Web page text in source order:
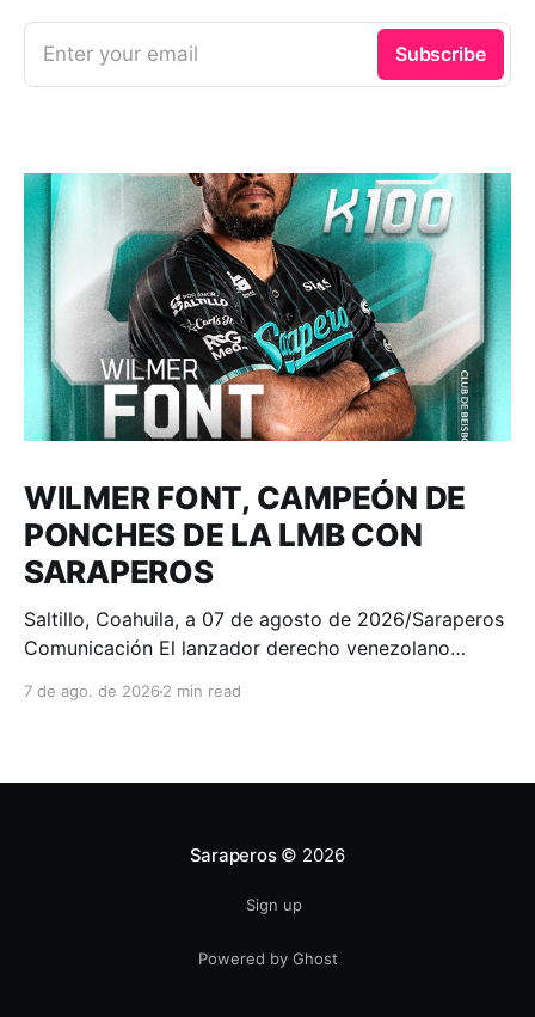
Enter your email Subscribe
WILMER FONT, CAMPEÓN DE
PONCHES DE LA LMB CON
SARAPEROS
Saltillo, Coahuila, a 07 de agosto de 2026/Saraperos
Comunicación El lanzador derecho venezolano
ponches de la Liga Mexicana de Beisbol Banorte, al
7 de ago. de 2026 2 min read
Saraperos© 2026
Sign up
Powered by Ghost